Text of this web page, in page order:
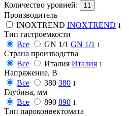
Количество уровней: 11
Производитель
INOXTREND INOXTREND 1
Тип гастроемкости
Все
GN 1/1 GN 1/1 1
Страна производства
Все
Италия Италия 1
Напряжение, В
Все
380 380 1
Глубина, мм
Все
890 890 1
Тип пароконвектомата